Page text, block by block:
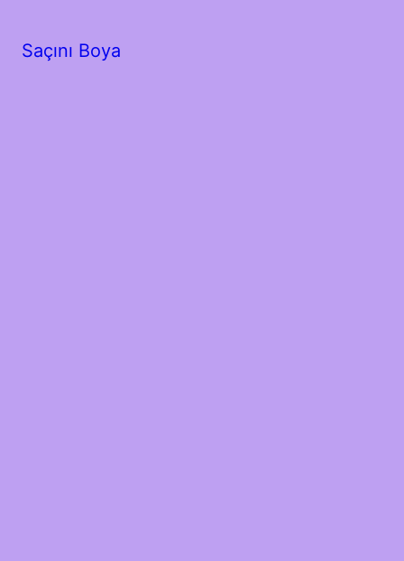
Saçını Boya